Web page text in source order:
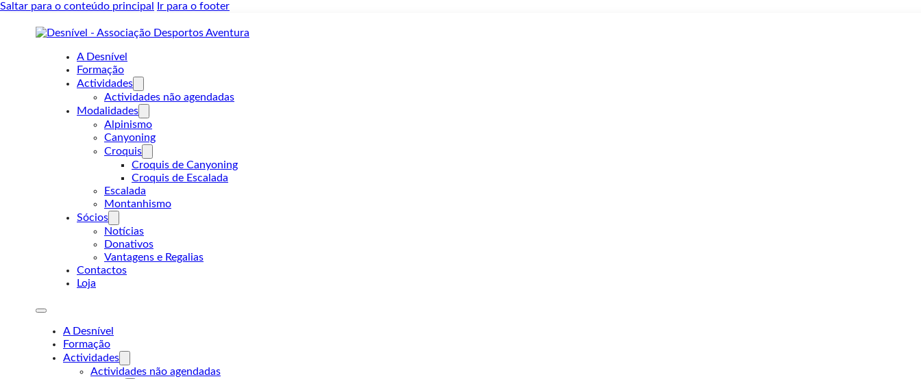
Saltar para o conteúdo principal Ir para o footer
A Desnível
Formação
Actividades
Actividades não agendadas
Modalidades
Alpinismo
Canyoning
Croquis
Croquis de Canyoning
Croquis de Escalada
Escalada
Montanhismo
Sócios
Notícias
Donativos
Vantagens e Regalias
Contactos
Loja
A Desnível
Formação
Actividades
Actividades não agendadas